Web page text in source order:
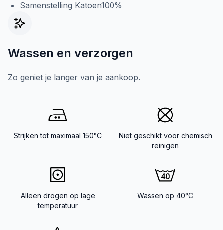
Samenstelling Katoen100%
Wassen en verzorgen
Zo geniet je langer van je aankoop.
Strijken tot maximaal 150°C
Niet geschikt voor chemisch
reinigen
Alleen drogen op lage
temperatuur
Wassen op 40°C